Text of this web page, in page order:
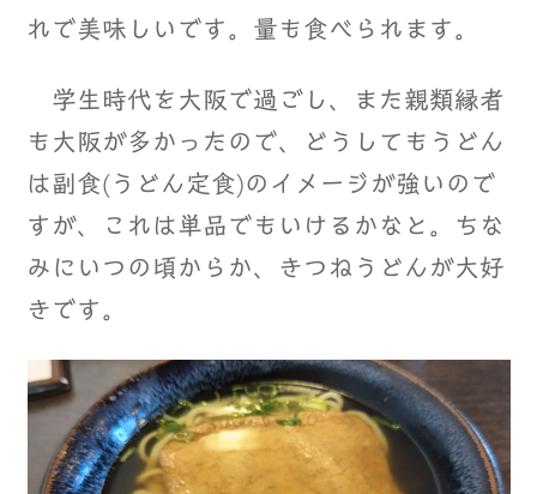
れで美味しいです。量も食べられます。
学生時代を大阪で過ごし、また親類縁者
も大阪が多かったので、どうしてもうどん
は副食(うどん定食)のイメージが強いので
すが、これは単品でもいけるかなと。ちな
みにいつの頃からか、きつねうどんが大好
きです。